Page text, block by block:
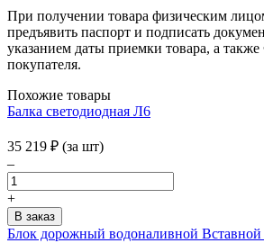
При получении товара физическим
предъявить паспорт и подписать
указанием даты приемки товара, а
покупателя.
Похожие товары
Балка светодиодная Л6
35 219 ₽ (за шт)
–
+
Блок дорожный водоналивной Вставной